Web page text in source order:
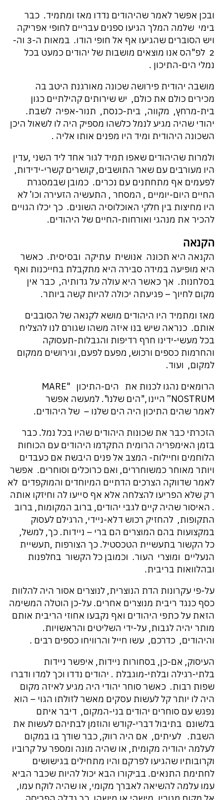
ובכן אפשר לאמר שהיהודים נדדו מאז ומתמיד. כבר
בימי שלמה המלך הגיעו ספנים עבריים לחופי אפריקה
ויש הסוברים שהגיעו אף אל חופי הודו. במאות ה-3 וה-
2 לפ"הס אנו מוצאים מושבות של יהודים כמעט בכל
נמלי הים-התיכון .
מושבה יהודית פירושה שכונה מאורגנת היטב בה
מכירים כולם את כולם, יש שירותים קהילתיים כגון
בית-מרחץ, מקווה, בית-כנסת, תנור-אפיה לשבת.
יהודי שהיה מגיע לנמל כלשהו מספיק היה לו לשאול היכן
השכונה היהודית ומיד היו מפנים אותו אליה .
ולמרות שהיהודים שאפו תמיד לגור אחד ליד השני ,עדין
היו מעורבים עם שאר התושבים, קושרים קשרי-ידידות,
לפעמים אף מתחתנים עם נכרים. כמובן שבמסגרת
החיים היום-יומיים , המסחר , התעשיה הזעירה וכו’ לא
היו מחיצות בין חלקי האוכלוסיה השונים. כך יכלו הגויים
להכיר את מנהגי ואורחות-החיים של היהודים.
הקנאה
הקנאה היא תכונה אנושית עתיקה ובסיסית. כאשר
היא מופיעה במידה סבירה היא מתקבלת בחייכנות ואף
בסלחנות. אך כאשר היא עולה על גדותיה, כבר אין
מקום לחיוך – פגיעתה יכולה להיות קשה ביותר.
מאז ומתמיד היו היהודים מושא לקנאה של הסובבים
אותם. כנראה שיש בנו איזה משהו שגורם לנו להצליח
בכל מעשי-ידינו חרף רדיפות והגבלות-תעסוקה
והחרמות כספים ורכוש, מפעם לפעם, וגירושים ממקום
למקום, ועוד.
הרומאים נהגו לכנות את הים-התיכון "MARE
NOSTRUM” היינו ,"הים שלנו". למעשה אפשר
לאמר שהים התיכון היה הים שלנו – של היהודים.
הזכרתי כבר את שכונות היהודים שהיו בכל נמל. כבר
בזמן האימפריה הרומית התקדמו היהודים עם הכוחות
הלוחמים וחיילות- המצב אל פנים היבשת אם כעבדים
ויותר מאוחר כמשוחררים, ואם כרוכלים וסוחרים. אפשר
לאמר שדווקה הצרכים הדתיים המיוחדים והמוקפדים לא
רק שלא הפריעו להצלחה אלא אף סייעו לה וחיזקו אותה
. האיסור שהיה קיים לגבי יהודים, ברוב המקומות, ברוב
התקופות, להחזיק רכוש דלא-ניידי, הרגילם לעסוק
במקצועות בהם המוצרים הם ברי – ניידות. כך, למשל,
כל הקשור בתעשיית הטכסטיל. כך הצורפות ,תעשיית
הנעליים ומוצרי העור. וכמובן כל הקשור בחלפנות
ובהלוואות בריבית.
על-פי עקרונות הדת הנוצרית, לנוצרים אסור היה להלוות
כסף כנגד ריבית מנוצרים אחרים. על-כן הוטלה המשימה
הזאת על כתפי היהודים ואף נקבעו אחוזי הריבית אותם
מותר יהיה לגבות, על-ידי השליטים והראשויות.
והיהודים, כדרכם, עשו חייל והרוויחו כספים רבים .
העיסוק, אם-כן, בסחורות ניידות, איפשר ניידות
בלתי-רגילה ובלתי-מוגבלת . יהודים נדדו וכך למדו ודברו
שפות רבות. כאשר סוחר יהודי היה מגיע לאיזה מקום
היה לו יותר קל לעשות עסקים מאשר לזולתו הגוי – הוא
נפגש עם סוחרים יהודים בני-המקום, דיבר איתם
בלשונם בתיבול דברי-קודש והוזמן לבתיהם לעשות את
השבת. לעיתים, אם היה רווק, כבר שודך בו במקום
לעלמה יהודיה מקומית, או שהיה מונה ומספר על קרוביו
וקרובותיו שהגיעו לפרקם והיו מתחילים בגישושים
לחתימת התנאים. בביקורו הבא יכול להיות שכבר הביא
עמו עלמה להשיאה לאברך מקומי, או שהיה לוקח עמו,